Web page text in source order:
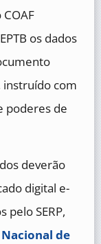
os dados
instruído com
poderes de
deverão
digital e-
pelo SERP,
de